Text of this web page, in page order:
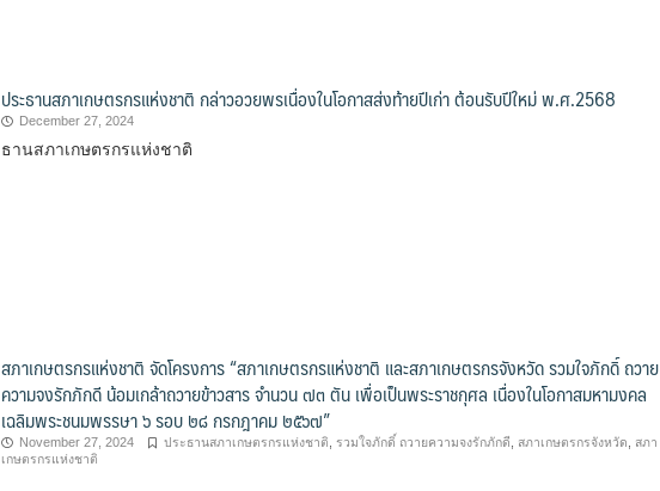
ประธานสภาเกษตรกรแห่งชาติ กล่าวอวยพรเนื่องในโอกาสส่งท้ายปีเก่า ต้อนรับปีใหม่ พ.ศ.2568
December 27, 2024
ธานสภาเกษตรกรแห่งชาติ
สภาเกษตรกรแห่งชาติ จัดโครงการ “สภาเกษตรกรแห่งชาติ และสภาเกษตรกรจังหวัด รวมใจภักดิ์ ถวาย
ความจงรักภักดี น้อมเกล้าถวายข้าวสาร จำนวน ๗๓ ตัน เพื่อเป็นพระราชกุศล เนื่องในโอกาสมหามงคล
เฉลิมพระชนมพรรษา ๖ รอบ ๒๘ กรกฎาคม ๒๕๖๗”
November 27, 2024 ประธานสภาเกษตรกรแห่งชาติ รวมใจภักดิ์ ถวายความจงรักภักดี สภาเกษตรกรจังหวัด
สภา
เกษตรกรแห่งชาติ